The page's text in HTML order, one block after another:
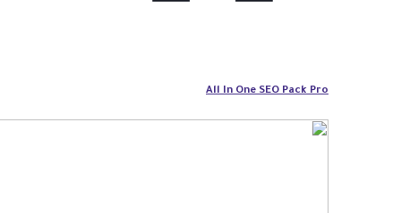
All In One SEO Pack Pro